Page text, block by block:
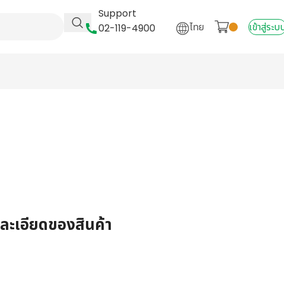
Support
02-119-4900
ไทย เข้าสู่ระบ
ะเอียดของสินค้า